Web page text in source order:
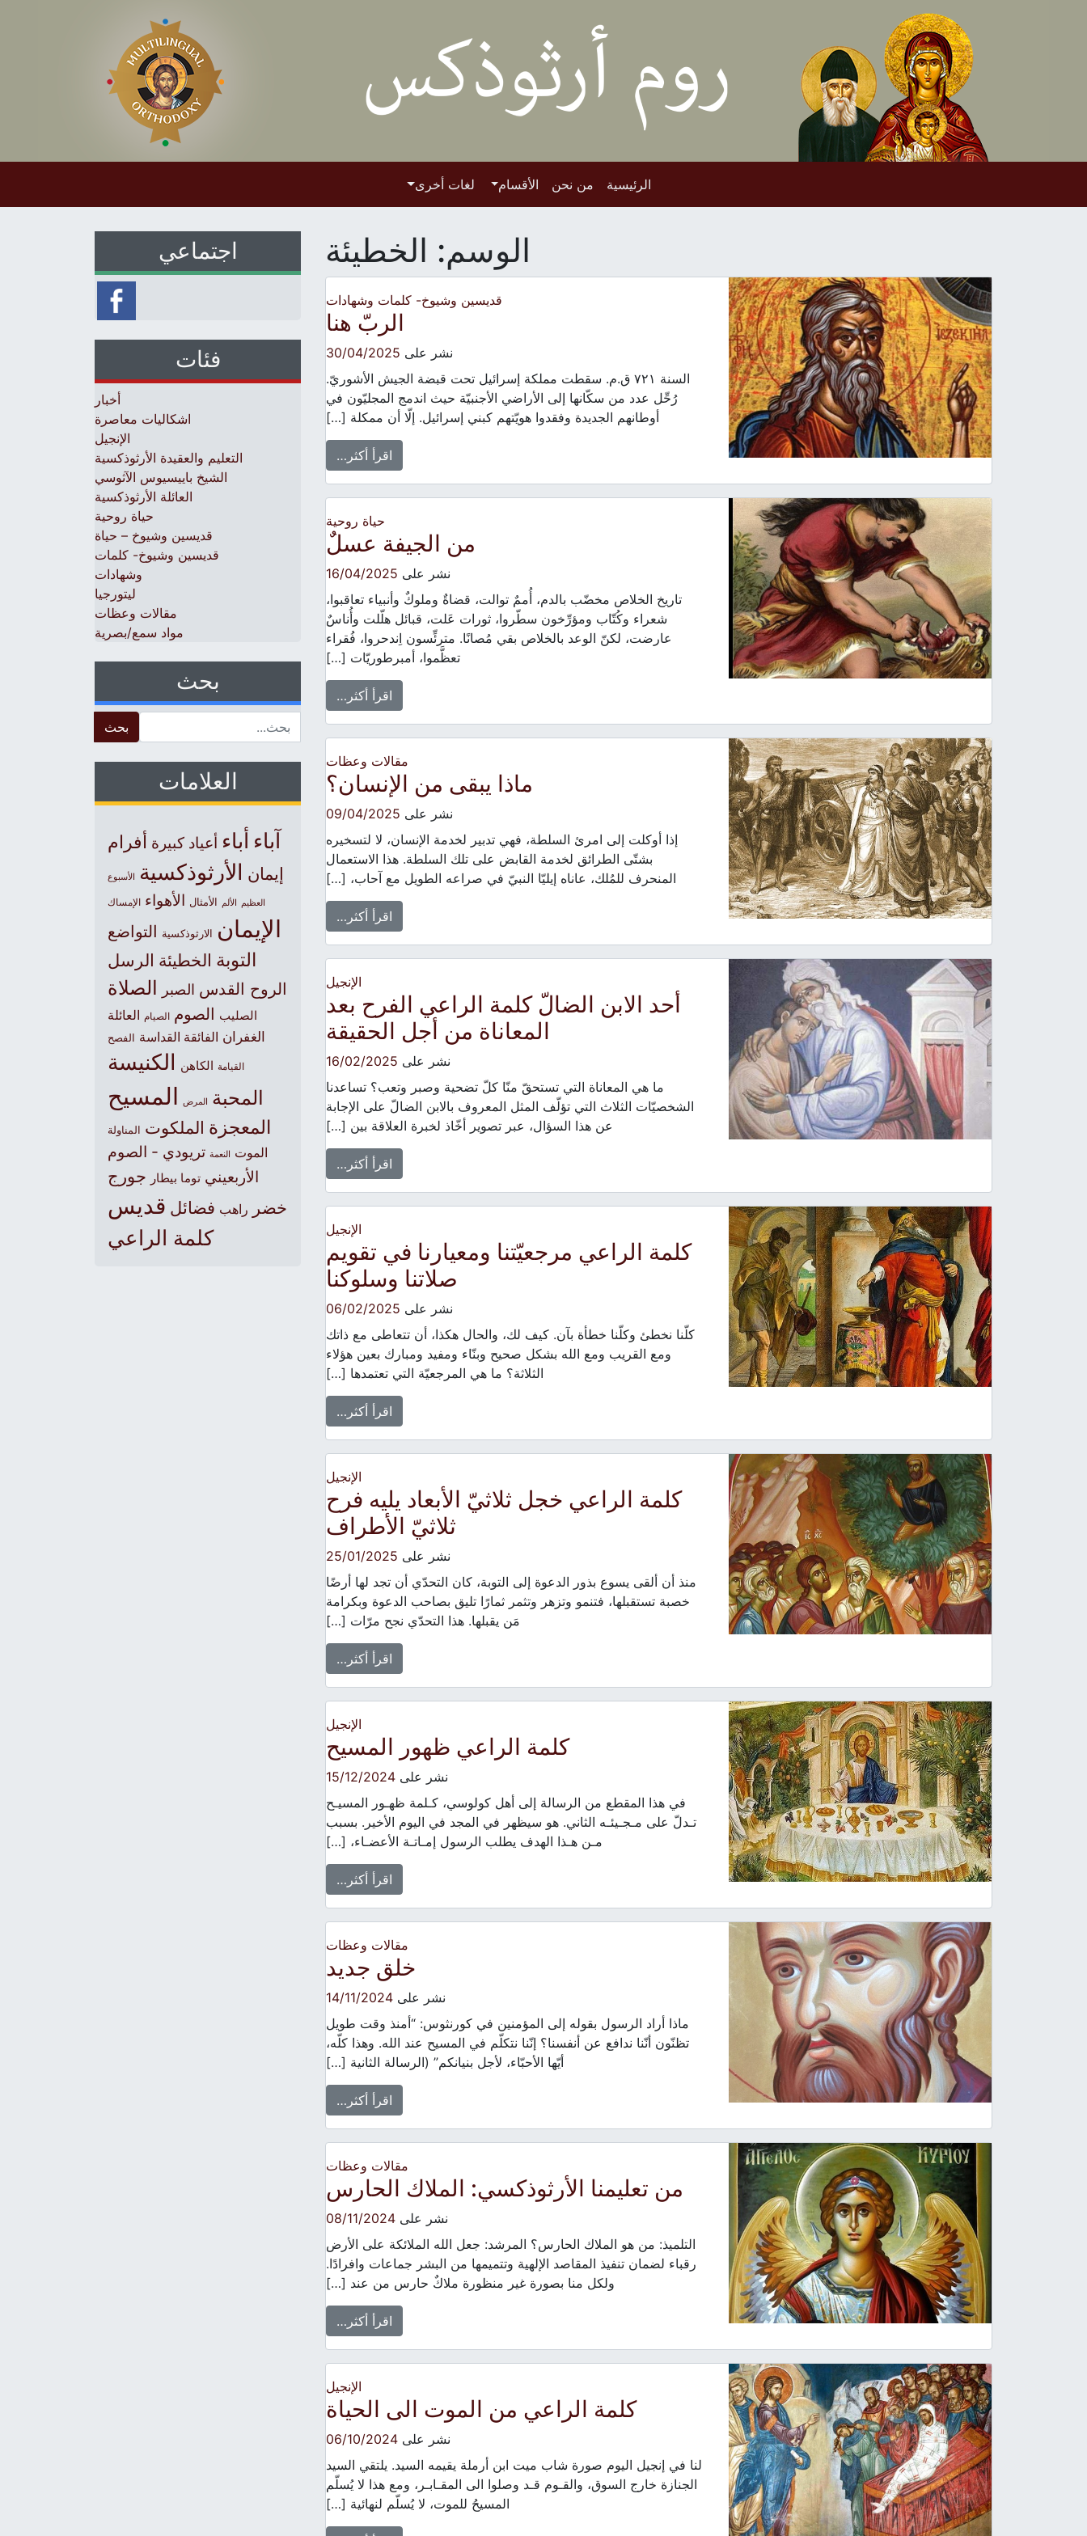
الرئيسية من نحن الأقسام لغات أخرى
الوسم: الخطيئة
قديسين وشيوخ- كلمات وشهادات
الربّ هنا
نشر على 30/04/2025
السنة ٧٢١ ق.م. سقطت مملكة إسرائيل تحت قبضة الجيش الأشوريّ.
رُحِّل عدد من سكّانها إلى الأراضي الأجنبيّة حيث اندمج المجليّون في
أوطانهم الجديدة وفقدوا هويّتهم كبني إسرائيل. إلّا أن ممكلة […]
اقرأ أكثر…
حياة روحية
من الجيفة عسلٌ
نشر على 16/04/2025
تاريخ الخلاص مخضّب بالدم، أُممٌ توالت، قضاةٌ وملوكٌ وأنبياء تعاقبوا،
شعراء وكُتّاب ومؤرِّخون سطّروا، ثورات عَلت، قبائل هلّلت وأُناسٌ
عارضت، لكنّ الوعد بالخلاص بقي مُصانًا. مترئِّسون اِندحروا، فُقراء
تعظَّموا، أمبرطوريّات […]
اقرأ أكثر…
مقالات وعظات
ماذا يبقى من الإنسان؟
نشر على 09/04/2025
إذا أوكلت إلى امرئ السلطة، فهي تدبير لخدمة الإنسان، لا لتسخيره
بشتّى الطرائق لخدمة القابض على تلك السلطة. هذا الاستعمال
المنحرف للمُلك، عاناه إيليّا النبيّ في صراعه الطويل مع آحاب، […]
اقرأ أكثر…
الإنجيل
أحد الابن الضالّ كلمة الراعي الفرح بعد
المعاناة من أجل الحقيقة
نشر على 16/02/2025
ما هي المعاناة التي تستحقّ منّا كلّ تضحية وصبر وتعب؟ تساعدنا
الشخصيّات الثلاث التي تؤلّف المثل المعروف بالابن الضالّ على الإجابة
عن هذا السؤال، عبر تصوير أخّاذ لخبرة العلاقة بين […]
اقرأ أكثر…
الإنجيل
كلمة الراعي مرجعيّتنا ومعيارنا في تقويم
صلاتنا وسلوكنا
نشر على 06/02/2025
كلّنا نخطئ وكلّنا خطأة بآن. كيف لك، والحال هكذا، أن تتعاطى مع ذاتك
ومع القريب ومع الله بشكل صحيح وبنّاء ومفيد ومبارك بعين هؤلاء
الثلاثة؟ ما هي المرجعيّة التي تعتمدها […]
اقرأ أكثر…
الإنجيل
كلمة الراعي خجل ثلاثيّ الأبعاد يليه فرح
ثلاثيّ الأطراف
نشر على 25/01/2025
منذ أن ألقى يسوع بذور الدعوة إلى التوبة، كان التحدّي أن تجد لها أرضًا
خصبة تستقبلها، فتنمو وتزهر وتثمر ثمارًا تليق بصاحب الدعوة وبكرامة
مَن يقبلها. هذا التحدّي نجح مرّات […]
اقرأ أكثر…
الإنجيل
كلمة الراعي ظهور المسيح
نشر على 15/12/2024
في هذا المقطع من الرسالة إلى أهل كولوسي، كـلمة ظهـور المسيـح
تـدلّ على مـجـيئـه الثاني. هو سيظهر في المجد في اليوم الأخير. بسبب
مـن هـذا الهدف يطلب الرسول إمـاتـة الأعضـاء، […]
اقرأ أكثر…
مقالات وعظات
خلق جديد
نشر على 14/11/2024
ماذا أراد الرسول بقوله إلى المؤمنين في كورنثوس: “أمنذ وقت طويل
تظنّون أنّنا ندافع عن أنفسنا؟ إنّنا نتكلّم في المسيح عند الله. وهذا كلّه،
أيّها الأحبّاء، لأجل بنيانكم” (الرسالة الثانية […]
اقرأ أكثر…
مقالات وعظات
من تعليمنا الأرثوذكسي: الملاك الحارس
نشر على 08/11/2024
التلميذ: من هو الملاك الحارس؟ المرشد: جعل الله الملائكة على الأرض
رقباء لضمان تنفيذ المقاصد الإلهية وتتميمها من البشر جماعات وافرادًا.
ولكل منا بصورة غير منظورة ملاكٌ حارس من عند […]
اقرأ أكثر…
الإنجيل
كلمة الراعي من الموت الى الحياة
نشر على 06/10/2024
لنا في إنجيل اليوم صورة شاب ميت ابن أرملة يقيمه السيد. يلتقي السيد
الجنازة خارج السوق، والقـوم قـد وصلوا الى المقـابـر، ومع هذا لا يُسلّم
المسيحُ للموت، لا يُسلّم لنهائية […]
اجتماعي
فئات
أخبار
اشكاليات معاصرة
الإنجيل
التعليم والعقيدة الأرثوذكسية
الشيخ باييسيوس الآثوسي
العائلة الأرثوذكسية
حياة روحية
قديسين وشيوخ – حياة
قديسين وشيوخ- كلمات
وشهادات
ليتورجيا
مقالات وعظات
مواد سمع/بصرية
بحث
العلامات
آباء أباء أعياد كبيرة أفرام
إيمان الأرثوذكسية الأسبوع
العظيم الألم الأمثال الأهواء الإمساك
الإيمان الارثوذكسية التواضع
التوبة الخطيئة الرسل
الروح القدس الصبر الصلاة
الصليب الصوم الصيام العائلة
الغفران الفائقة القداسة الفصح
القيامة الكاهن الكنيسة
المحبة المرض المسيح
المعجزة الملكوت المناولة
الموت النعمة تريودي - الصوم
الأربعيني توما بيطار جورج
خضر راهب فضائل قديس
كلمة الراعي